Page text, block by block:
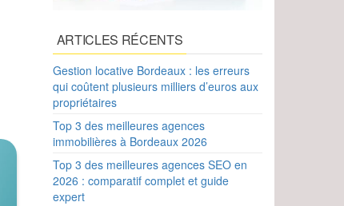
ARTICLES RÉCENTS
Gestion locative Bordeaux : les erreurs
qui coûtent plusieurs milliers d’euros aux
propriétaires
Top 3 des meilleures agences
immobilières à Bordeaux 2026
Top 3 des meilleures agences SEO en
2026 : comparatif complet et guide
expert